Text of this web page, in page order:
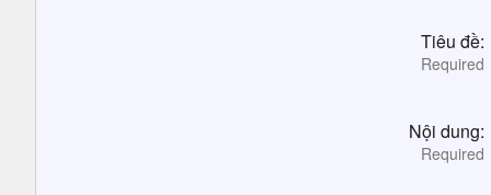
Tiêu đề
Required
Nội dung
Required